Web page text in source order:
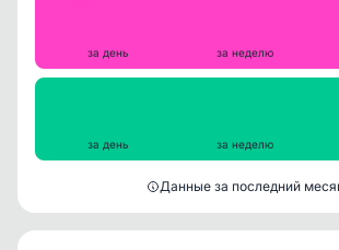
за день за неделю
за день за неделю
Данные за последний